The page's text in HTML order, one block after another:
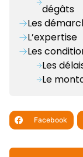
dégâts
Les
L’expertise
Les
Les
Le
Facebook